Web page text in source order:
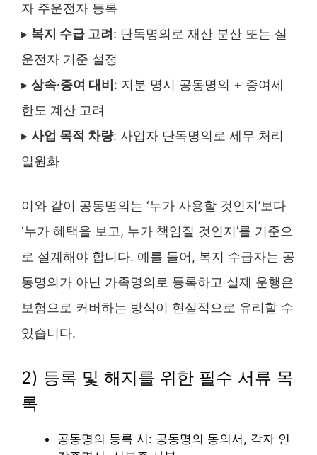
자 주운전자 등록
▸ 복지 수급 고려 : 단독명의로 재산 분산 또는 실
운전자 기준 설정
▸ 상속·증여 대비 : 지분 명시 공동명의 + 증여세
한도 계산 고려
▸ 사업 목적 차량: 사업자 단독명의로 세무 처리
일원화
이와 같이 공동명의는 ‘누가 사용할 것인지’보다
‘누가 혜택을 보고, 누가 책임질 것인지’를 기준으
로 설계해야 합니다. 예를 들어, 복지 수급자는 공
동명의가 아닌 가족명의로 등록하고 실제 운행은
보험으로 커버하는 방식이 현실적으로 유리할 수
있습니다.
2) 등록 및 해지를 위한 필수 서류 목
록
공동명의 등록 시: 공동명의 동의서, 각자 인